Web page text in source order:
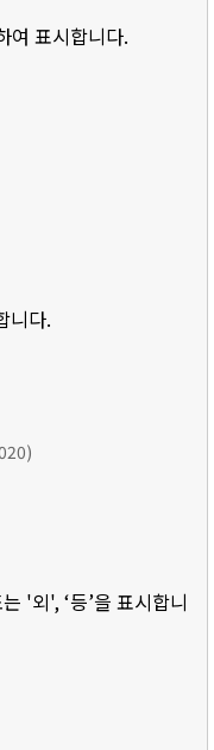
여 표시합니다.
니다.
'외', ‘등’을 표시합니